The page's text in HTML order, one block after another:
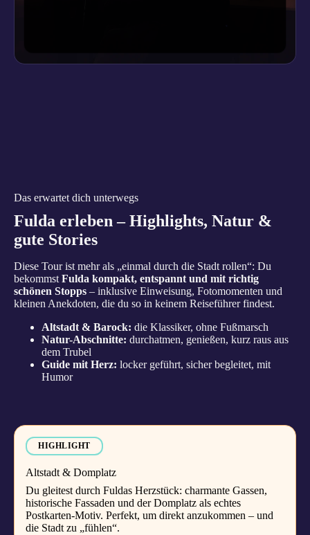
Das erwartet dich unterwegs
Fulda erleben – Highlights, Natur &
gute Stories
Diese Tour ist mehr als „einmal durch die Stadt rollen“: Du
bekommst Fulda kompakt, entspannt und mit richtig
schönen Stopps – inklusive Einweisung, Fotomomenten und
kleinen Anekdoten, die du so in keinem Reiseführer findest.
Altstadt & Barock: die Klassiker, ohne Fußmarsch
Natur-Abschnitte: durchatmen, genießen, kurz raus aus
dem Trubel
Guide mit Herz: locker geführt, sicher begleitet, mit
Humor
HIGHLIGHT
Altstadt & Domplatz
Du gleitest durch Fuldas Herzstück: charmante Gassen,
historische Fassaden und der Domplatz als echtes
Postkarten-Motiv. Perfekt, um direkt anzukommen – und
die Stadt zu „fühlen“.